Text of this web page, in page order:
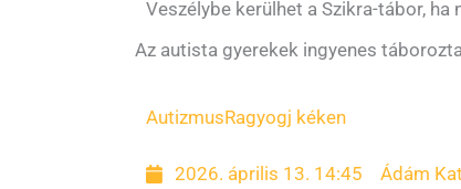
Veszélybe kerülhet a Szikra-tábor,
Az autista gyerekek ingyenes
AutizmusRagyogj kéken
2026. április 13. 14:45 Ádám